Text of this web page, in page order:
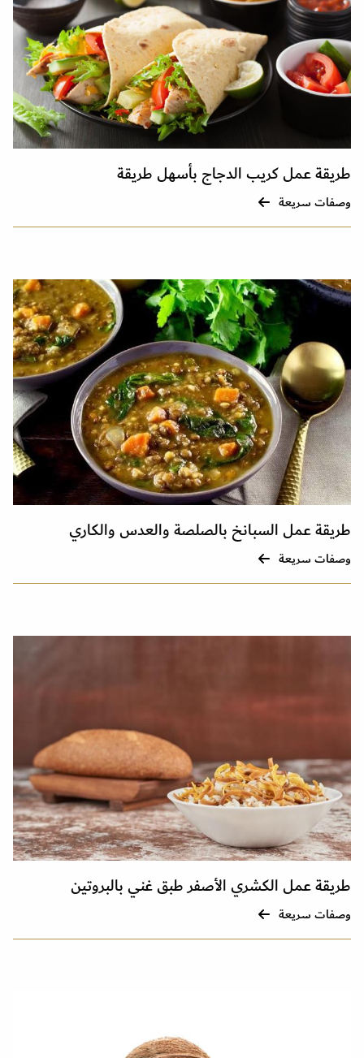
طريقة عمل كريب الدجاج بأسهل طريقة
وصفات سريعة
طريقة عمل السبانخ بالصلصة والعدس والكاري
وصفات سريعة
طريقة عمل الكشري الأصفر طبق غني بالبروتين
وصفات سريعة